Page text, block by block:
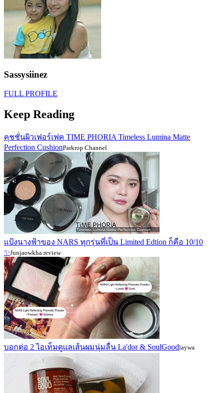
Sassysiinez
FULL PROFILE
Keep Reading
คุชชั่นผิวเฟอร์เฟค TIME PHORIA Timeless Lumina Matte
Perfection CushionParkrop Channel
แป้งนางฟ้าของ NARS ทุกรุ่นที่เป็น Limited Edtion ก็คือ 10/10
✨Junjaowkha review
บอกต่อ 2 ไอเท็มดูแลเส้นผมนุ่มลื่น La'dor & SoulGoodlaywa